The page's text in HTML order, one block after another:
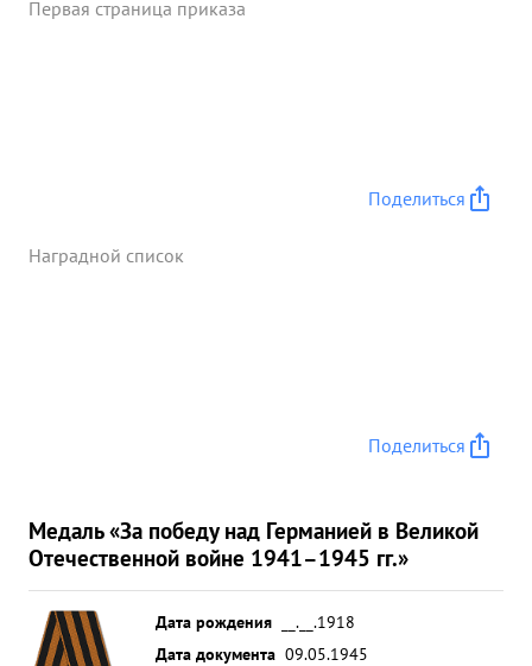
Первая страница приказа
Поделиться
Наградной список
Поделиться
Медаль «За победу над Германией в Великой
Отечественной войне 1941–1945 гг.»
Дата рождения
__.__.1918
Дата документа 09.05.1945